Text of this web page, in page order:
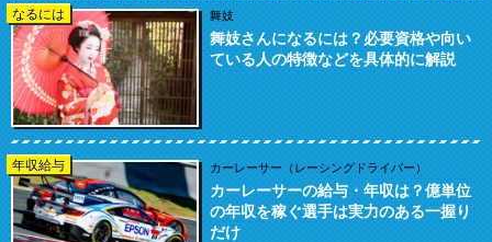
なるには 舞妓
舞妓さんになるには？必要資格や向い
ている人の特徴などを具体的に解説
年収給与 カーレーサー（レーシングドライバー）
カーレーサーの給与・年収は？億単位
の年収を稼ぐ選手は実力のある一握り
だけ